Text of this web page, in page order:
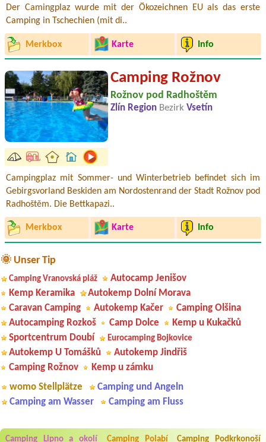
Der Camingplaz wurde mit der Ökozeichnen EU als das erste
Camping in Tschechien (mit di..
Merkbox Karte Info
Camping Rožnov
Rožnov pod Radhoštěm
Zlín Region Bezirk Vsetín
Campingplaz mit Sommer- und Winterbetrieb befindet sich im
Gebirgsvorland Beskiden am Nordostenrand der Stadt Rožnov pod
Radhoštěm. Die Bettkapazi..
Merkbox Karte Info
🌞 Unser Tip
Camping Vranovská pláž
Autocamp Jenišov
Kemp Keramika
Autokemp Dolní Morava
Caravan Camping
Autokemp Kačer
Camping Olšina
Autocamping Rozkoš
Camp Dolce
Kemp u Kukačků
Sportcentrum Doubí
Eurocamping Bojkovice
Autokemp U Tomášků
Autokemp Jindřiš
Camping Rožnov
Kemp u zámku
womo Stellplätze
Camping und Angeln
Camping am Wasser
Camping am Fluss
Camping Lipno a okolí Camping Polabí Camping Podkrkonoší